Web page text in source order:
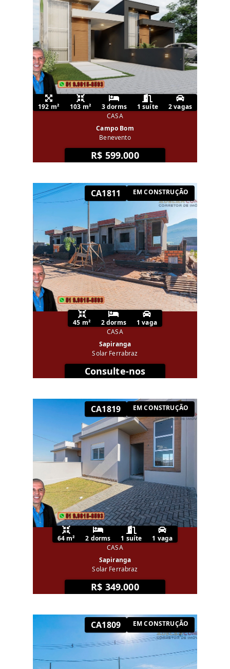
192 m² 103 m² 3 dorms 1 suíte
2 vagas
CASA
Campo Bom
Benevento
R$ 599.000
CA1811 EM CONSTRUÇÃO
45 m² 2 dorms
1 vaga
CASA
Sapiranga
Solar Ferrabraz
Consulte-nos
CA1819 EM CONSTRUÇÃO
64 m² 2 dorms 1 suíte
1 vaga
CASA
Sapiranga
Solar Ferrabraz
R$ 349.000
CA1809 EM CONSTRUÇÃO